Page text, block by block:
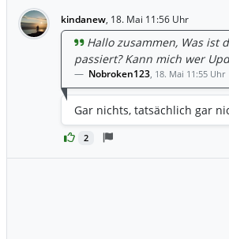
kindanew, 18. Mai 11:56 Uhr
2
Hallo zusammen, Was ist
passiert? Kann mich wer
Nobroken123, 18. Mai 11:55 Uhr
Gar nichts, tatsächlich gar